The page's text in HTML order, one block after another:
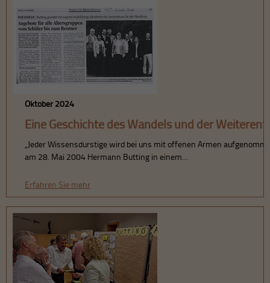
Oktober 2024
Eine Geschichte des Wandels und der
„Jeder Wissensdurstige wird bei uns mit offenen Armen
am 28. Mai 2004 Hermann Butting in einem…
Erfahren Sie mehr